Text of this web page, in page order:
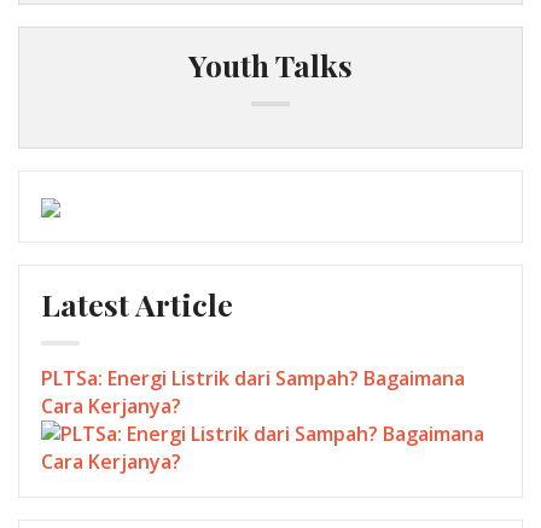
Youth Talks
Latest Article
PLTSa: Energi Listrik dari Sampah? Bagaimana
Cara Kerjanya?